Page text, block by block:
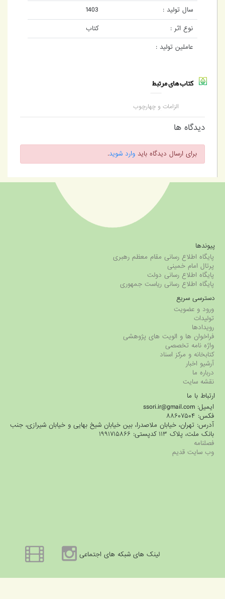
سال تولید :
1403
نوع اثر :
کتاب
عاملین تولید :
کتاب های مرتبط
الزامات و چهارچوب
پیوست تأمین اجتماعی
در برنامه‌های کلان کشوردیدگاه ها
برای ارسال دیدگاه بایدوارد شوید.
پیوندها
پایگاه اطلاع رسانی مقام معظم رهبری
پرتال امام خمینی
پایگاه اطلاع رسانی دولت
پایگاه اطلاع رسانی ریاست جمهوری
دسترسی سریع
ورود و عضویت
تولیدات
رویدادها
فراخوان ها و الویت های پژوهشی
واژه نامه تخصصی
کتابخانه و مرکز اسناد
آرشیو اخبار
درباره ما
نقشه سایت
ارتباط با ما
ایمیل: ssori.ir@gmail.com
فکس: ۸۸۶۰۷۵۰۴
آدرس: تهران، خیابان ملاصدرا، بین خیابان شیخ بهایی و خیابان شیرازی، جنب
بانک ملت، پلاک ۱۱۳ کدپستی: ۱۹۹۱۷۱۵۸۶۶
فصلنامه
وب سایت قدیم
لینک های شبکه های اجتماعی